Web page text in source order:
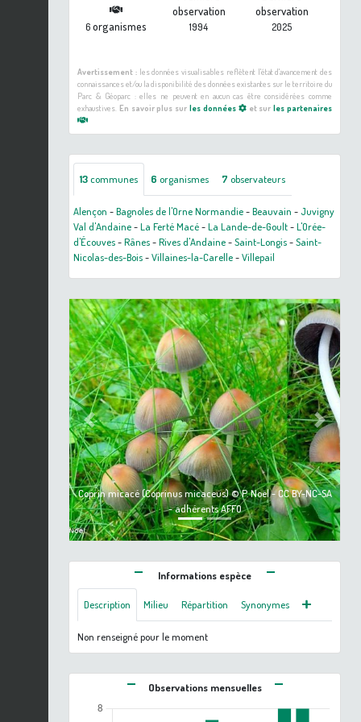
6organismes
observation
1994
observation
2025
Avertissement :les données visualisables reflètent l'état d'avancement des
connaissances et/ou la disponibilité des données existantes sur le territoire du
Parc & Géoparc : elles ne peuvent en aucun cas être considérées comme
exhaustives. En savoir plus sur les données et surles partenaires
13communes 6 organismes 7 observateurs
Alençon -Bagnoles de l'Orne Normandie-Beauvain - Juvigny
Val d'Andaine-La Ferté Macé-La Lande-de-Goult-L'Orée-
d'Écouves-Rânes-Rives d'Andaine-Saint-Longis-Saint-
Nicolas-des-Bois-Villaines-la-Carelle-Villepail
Coprin micacé (Coprinus micaceus) © P. Noël - CC BY-NC-SA
- adhérents AFFO
Previous Next
Informations espèce
Description Milieu Répartition Synonymes
Non renseigné pour le moment
Observations mensuelles